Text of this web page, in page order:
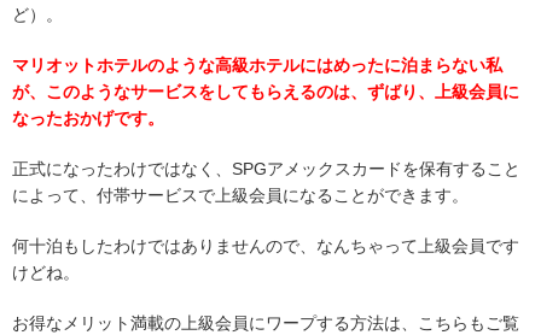
ど）。
マリオットホテルのような高級ホテルにはめったに泊まらない私
が、このようなサービスをしてもらえるのは、ずばり、上級会員に
なったおかげです。
正式になったわけではなく、SPGアメックスカードを保有すること
によって、付帯サービスで上級会員になることができます。
何十泊もしたわけではありませんので、なんちゃって上級会員です
けどね。
お得なメリット満載の上級会員にワープする方法は、こちらもご覧